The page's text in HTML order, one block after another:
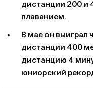
дистанции 200 и
плаванием.
В мае он выиграл
дистанции 400
дистанцию 4
юниорский